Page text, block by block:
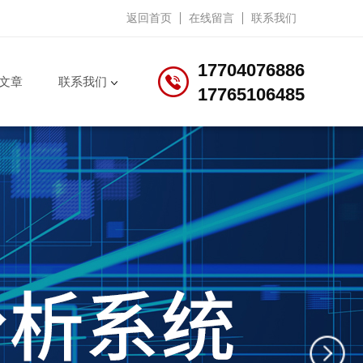
返回首页 在线留言 联系我们
17704076886
17765106485
章 联系我们